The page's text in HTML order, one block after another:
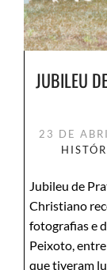
JUBILEU
23 DE
Jubileu de
Christiano
fotografias e
Peixoto,
que tiveram